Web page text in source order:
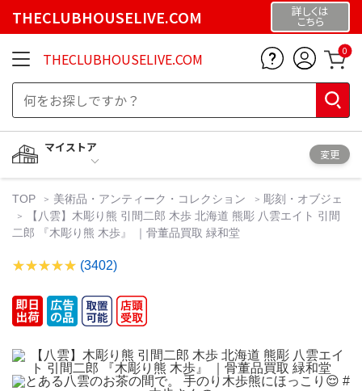
THECLUBHOUSELIVE.COM 詳しくは
こちら
THECLUBHOUSELIVE.COM 0
マイストア
変更
TOP 美術品・アンティーク・コレクション
彫刻・オブジェ
【八雲】木彫り熊 引間二郎 木歩 北海道 熊彫 八雲エイト 引間
二郎 『木彫り熊 木歩』 ｜骨董品買取 緑和堂
(3402)